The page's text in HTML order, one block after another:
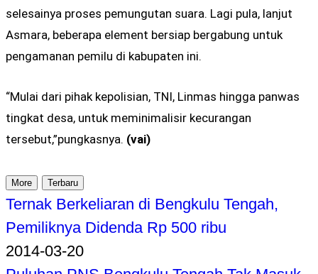
selesainya proses pemungutan suara. Lagi pula, lanjut
Asmara, beberapa element bersiap bergabung untuk
pengamanan pemilu di kabupaten ini.
“Mulai dari pihak kepolisian, TNI, Linmas hingga panwas
tingkat desa, untuk meminimalisir kecurangan
tersebut,”pungkasnya. (vai)
More Terbaru
Ternak Berkeliaran di Bengkulu Tengah,
Pemiliknya Didenda Rp 500 ribu
2014-03-20